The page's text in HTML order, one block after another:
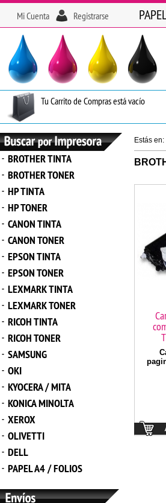
Mi Cuenta Registrarse
Tu Carrito de Compras está vacío
- BROTHER TINTA
- BROTHER TONER
- HP TINTA
- HP TONER
- CANON TINTA
- CANON TONER
- EPSON TINTA
- EPSON TONER
- LEXMARK TINTA
- LEXMARK TONER
- RICOH TINTA
- RICOH TONER
- SAMSUNG
- OKI
- KYOCERA / MITA
- KONICA MINOLTA
- XEROX
- OLIVETTI
- DELL
- PAPEL A4 / FOLIOS
Estás en: